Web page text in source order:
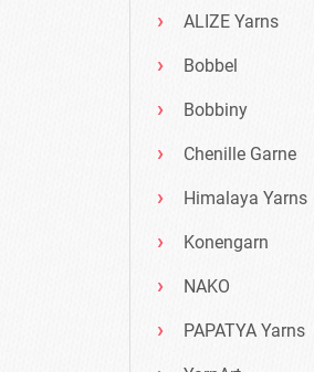
ALIZE Yarns
Bobbel
Bobbiny
Chenille Garne
Himalaya Yarns
Konengarn
NAKO
PAPATYA Yarns